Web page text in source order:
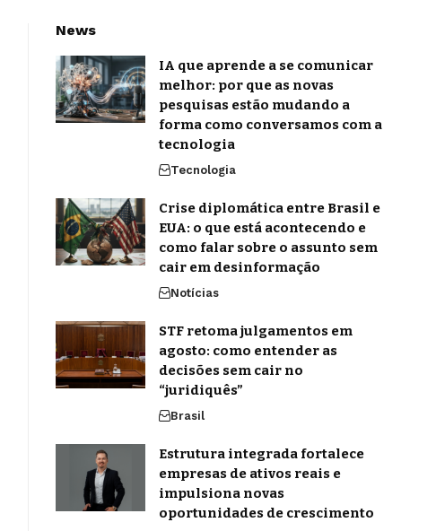
News
IA que aprende a se comunicar
melhor: por que as novas
pesquisas estão mudando a
forma como conversamos com a
tecnologia
Tecnologia
Crise diplomática entre Brasil e
EUA: o que está acontecendo e
como falar sobre o assunto sem
cair em desinformação
Notícias
STF retoma julgamentos em
agosto: como entender as
decisões sem cair no
“juridiquês”
Brasil
Estrutura integrada fortalece
empresas de ativos reais e
impulsiona novas
oportunidades de crescimento